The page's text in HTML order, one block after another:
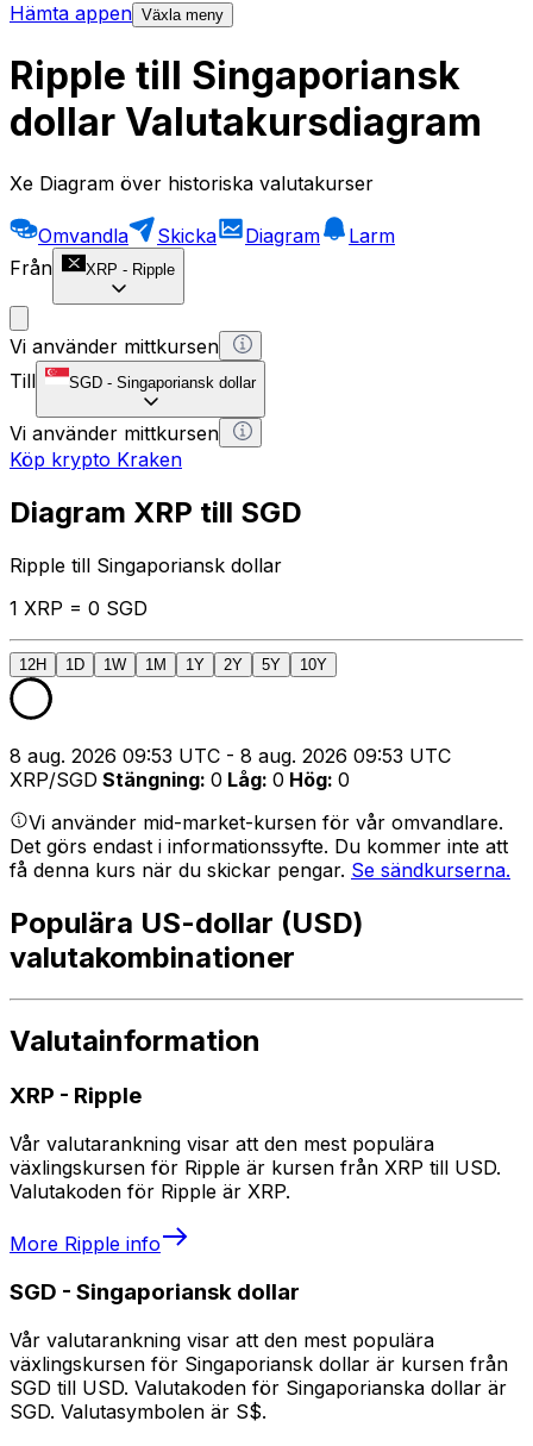
Hämta appen Växla meny
Ripple till Singaporiansk
dollar Valutakursdiagram
Xe Diagram över historiska valutakurser
Omvandla Skicka Diagram
Larm
Från
XRP - Ripple
Vi använder mittkursen
Till
SGD - Singaporiansk dollar
Vi använder mittkursen
Köp krypto Kraken
Diagram XRP till SGD
Ripple till Singaporiansk dollar
1 XRP = 0 SGD
12H 1D 1W 1M 1Y 2Y 5Y 10Y
8 aug. 2026 09:53 UTC - 8 aug. 2026 09:53 UTC
XRP/SGD Stängning: 0 Låg: 0 Hög: 0
Vi använder mid-market-kursen för vår omvandlare.
Det görs endast i informationssyfte. Du kommer inte att
få denna kurs när du skickar pengar. Se sändkurserna.
Populära US-dollar (USD)
valutakombinationer
Valutainformation
XRP - Ripple
Vår valutarankning visar att den mest populära
växlingskursen för Ripple är kursen från XRP till USD.
Valutakoden för Ripple är XRP.
More Ripple info
SGD - Singaporiansk dollar
Vår valutarankning visar att den mest populära
växlingskursen för Singaporiansk dollar är kursen från
SGD till USD. Valutakoden för Singaporianska dollar är
SGD. Valutasymbolen är S$.